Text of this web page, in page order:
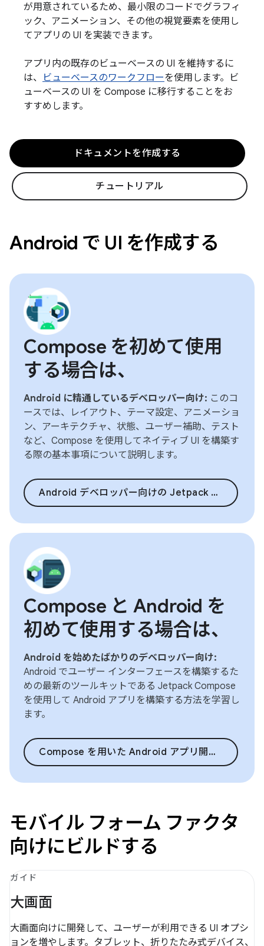
が用意されているため、最小限のコードでグラフィ
ック、アニメーション、その他の視覚要素を使用し
てアプリの UI を実装できます。
アプリ内の既存のビューベースの UI を維持するに
は、
ビューベースのワークフローを使用します。ビ
ューベースの UI を Compose に移行することをお
すすめします。
ドキュメントを作成する
チュートリアル
Android で UI を作成する
Compose を初めて使用
する場合は、
Android に精通しているデベロッパー向け: このコ
ースでは、レイアウト、テーマ設定、アニメーショ
ン、アーキテクチャ、状態、ユーザー補助、テスト
など、Compose を使用してネイティブ UI を構築す
る際の基本事項について説明します。
Android デベロッパー向けの Jetpack Compose
Compose と Android を
初めて使用する場合は、
Android を始めたばかりのデベロッパー向け:
Android でユーザー インターフェースを構築するた
めの最新のツールキットである Jetpack Compose
を使用して Android アプリを構築する方法を学習し
ます。
Compose を用いた Android アプリ開発の基礎
モバイル フォーム ファクタ
向けにビルドする
ガイド
大画面
大画面向けに開発して、ユーザーが利用できる UI オプシ
ョンを増やします。タブレット、折りたたみ式デバイス、